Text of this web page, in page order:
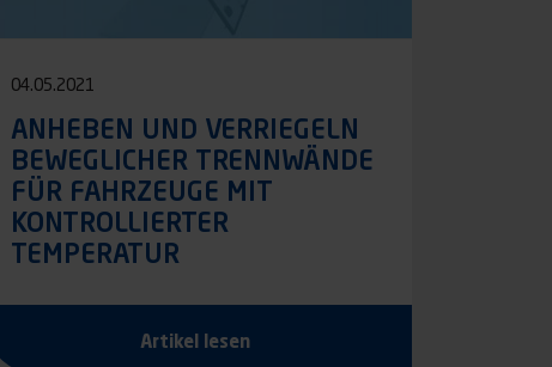
04.05.2021
ANHEBEN UND VERRIEGELN
BEWEGLICHER TRENNWÄNDE
FÜR FAHRZEUGE MIT
KONTROLLIERTER
TEMPERATUR
Artikel lesen